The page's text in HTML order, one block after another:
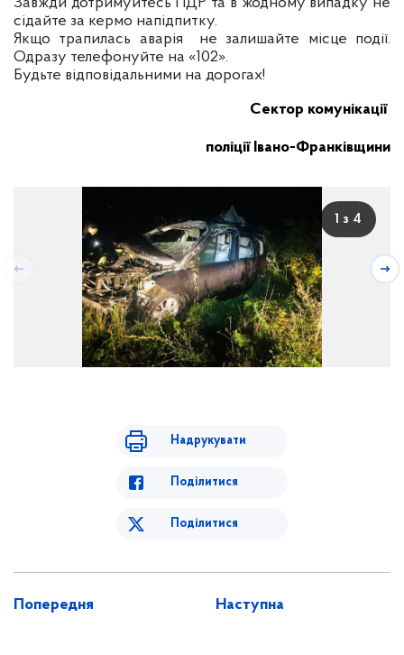
сідайте за кермо напідпитку.
Якщо трапилась аварія не залишайте місце події.
Одразу телефонуйте на «102».
Будьте відповідальними на дорогах!
Сектор комунікації
поліції Івано-Франківщини
1 з 4
Надрукувати
Поділитися
Поділитися
Попередня Наступна